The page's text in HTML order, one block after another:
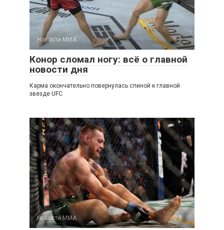
Новости ММА 0
Конор сломал ногу: всё о главной
новости дня
Карма окончательно повернулась спиной к главной
звезде UFC
Новости ММА 0